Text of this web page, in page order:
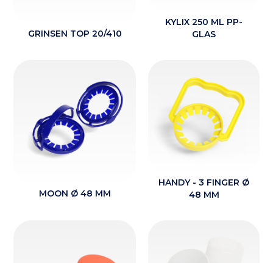
GRINSEN TOP 20/410
KYLIX 250 ML PP-
GLAS
MOON Ø 48 MM
HANDY - 3 FINGER Ø
48 MM